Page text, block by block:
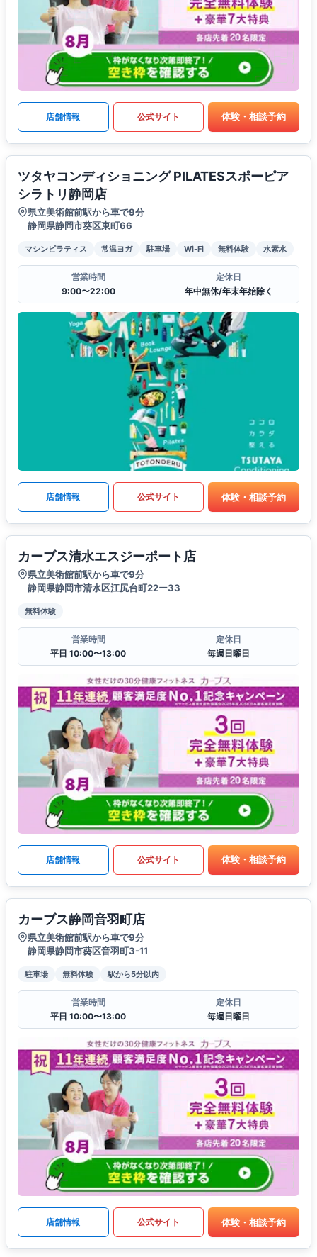
店舗情報 公式サイト 体験・相談予約
ツタヤコンディショニング PILATESスポーピア
シラトリ静岡店
県立美術館前駅から車で9分
静岡県静岡市葵区東町66
マシンピラティス 常温ヨガ 駐車場 Wi-Fi 無料体験 水素水
営業時間
9:00〜22:00
定休日
年中無休/年末年始除く
店舗情報 公式サイト 体験・相談予約
カーブス清水エスジーポート店
県立美術館前駅から車で9分
静岡県静岡市清水区江尻台町22ー33
無料体験
営業時間
平日 10:00〜13:00
定休日
毎週日曜日
店舗情報 公式サイト 体験・相談予約
カーブス静岡音羽町店
県立美術館前駅から車で9分
静岡県静岡市葵区音羽町3-11
駐車場 無料体験 駅から5分以内
営業時間
平日 10:00〜13:00
定休日
毎週日曜日
店舗情報 公式サイト 体験・相談予約